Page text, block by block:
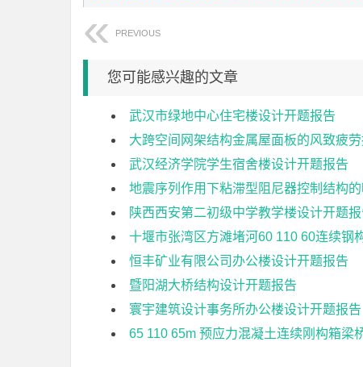
PREVIOUS
您可能感兴趣的文章
武汉市绿地中心住宅楼设计开题报告
大跨空间网架结构金属屋面板的风致疲
武汉经济学院学生宿舍楼设计开题报告
地震序列作用下粘滞型阻尼器控制结构
陕西西安第二初级中学教学楼设计开题报
十堰市张湾区方滩堵河60 110 60连续钢
恒丰矿业有限公司办公楼设计开题报告
暨阳湖大桥结构设计开题报告
寰宇建筑设计事务所办公楼设计开题报告
65 110 65m 预应力混凝土连续刚构箱梁